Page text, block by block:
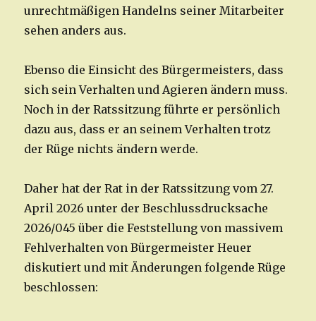
unrechtmäßigen Handelns seiner Mitarbeiter
sehen anders aus.
Ebenso die Einsicht des Bürgermeisters, dass
sich sein Verhalten und Agieren ändern muss.
Noch in der Ratssitzung führte er persönlich
dazu aus, dass er an seinem Verhalten trotz
der Rüge nichts ändern werde.
Daher hat der Rat in der Ratssitzung vom 27.
April 2026 unter der Beschlussdrucksache
2026/045 über die Feststellung von massivem
Fehlverhalten von Bürgermeister Heuer
diskutiert und mit Änderungen folgende Rüge
beschlossen: